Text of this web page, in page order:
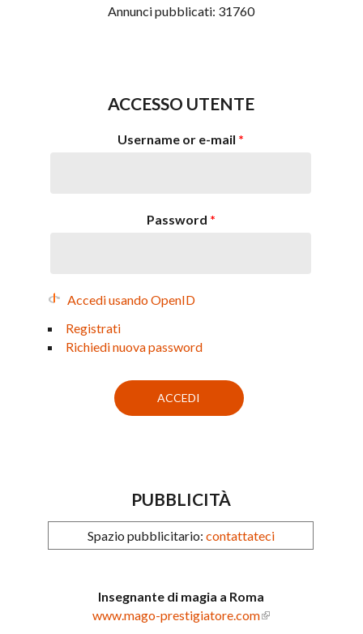
Annunci pubblicati: 31760
ACCESSO UTENTE
Username or e-mail *
Password *
Accedi usando OpenID
Registrati
Richiedi nuova password
PUBBLICITÀ
Spazio pubblicitario: contattateci
Insegnante di magia a Roma
www.mago-prestigiatore.com